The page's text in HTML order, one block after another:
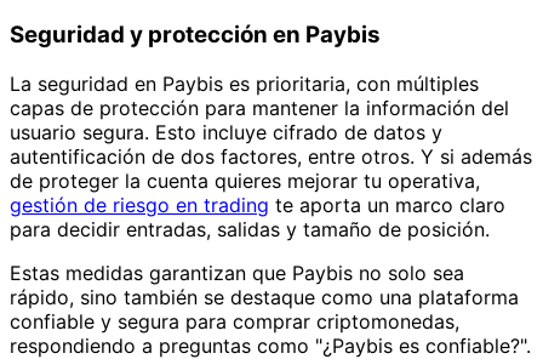
Seguridad y protección en Paybis
La seguridad en Paybis es prioritaria, con múltiples
capas de protección para mantener la información del
usuario segura. Esto incluye cifrado de datos y
autentificación de dos factores, entre otros. Y si además
de proteger la cuenta quieres mejorar tu operativa,
gestión de riesgo en trading te aporta un marco claro
para decidir entradas, salidas y tamaño de posición.
Estas medidas garantizan que Paybis no solo sea
rápido, sino también se destaque como una plataforma
confiable y segura para comprar criptomonedas,
respondiendo a preguntas como "¿Paybis es confiable?".